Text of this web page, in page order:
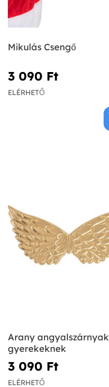
Mikulás Csengő
3 090 Ft‎
ELÉRHETŐ
Arany angyalszárnyak
gyerekeknek
3 090 Ft‎
ELÉRHETŐ